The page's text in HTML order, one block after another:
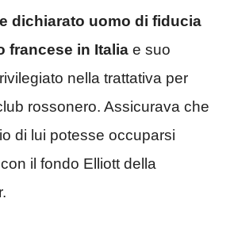
dichiarato uomo di fiducia
francese in Italia e suo
nella trattativa per
rossonero. Assicurava che
di lui potesse occuparsi
il fondo Elliott della